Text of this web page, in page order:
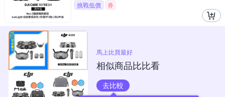
挑戰低價
券
馬上比買最好
相似商品比比看
去比較